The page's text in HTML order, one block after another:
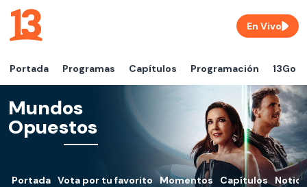
Portada Programas Capítulos Programación 13Go
En Vivo
Mundos
Opuestos
Portada Vota por tu favorito Momentos Capítulos